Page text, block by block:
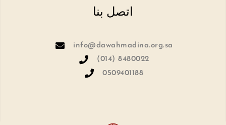
اتصل بنا
info@dawahmadina.org.sa
(014) 8480022
0509401188